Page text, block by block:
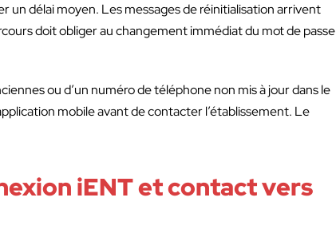
un délai moyen. Les messages de réinitialisation arrivent
doit obliger au changement immédiat du mot de passe
ou d’un numéro de téléphone non mis à jour dans le
mobile avant de contacter l’établissement. Le
iENT et contact vers